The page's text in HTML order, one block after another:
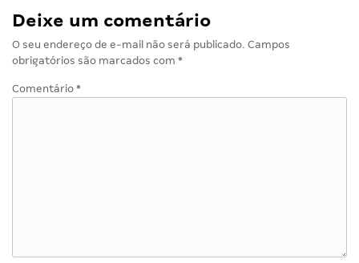
Deixe um comentário
O seu endereço de e-mail não será publicado. Campos
obrigatórios são marcados com *
Comentário *